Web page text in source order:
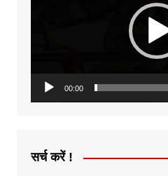
00:00
सर्च करें !